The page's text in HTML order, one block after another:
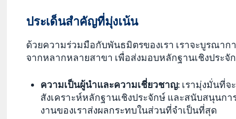
ประเด็นสำคัญที่มุ่งเน้น
ด้วยความร่วมมือกับพันธมิตรของเรา เราจะบูรณา
จากหลากหลายสาขา เพื่อส่งมอบหลักฐานเชิงประ
ความเป็นผู้นำและความเชี่ยวชาญ: เรามุ่งมั่นที่
สังเคราะห์หลักฐานเชิงประจักษ์ และสนับสนุนก
งานของเราส่งผลกระทบในส่วนที่จำเป็นที่สุด